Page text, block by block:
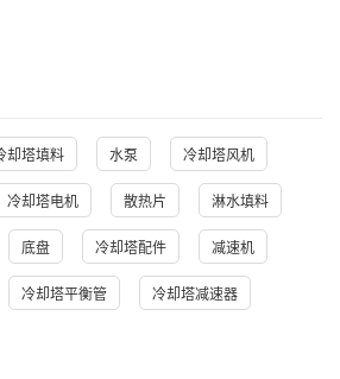
却塔填料 水泵 冷却塔风机
冷却塔电机 散热片 淋水填料
底盘 冷却塔配件 减速机
冷却塔平衡管 冷却塔减速器